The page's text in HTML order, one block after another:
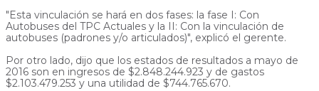
"Esta vinculación se hará en dos fases: la fase I: Con
Autobuses del TPC Actuales y la II: Con la vinculación de
autobuses (padrones y/o articulados)", explicó el gerente.
Por otro lado, dijo que los estados de resultados a mayo de
2016 son en ingresos de $2.848.244.923 y de gastos
$2.103.479.253 y una utilidad de $744.765.670.